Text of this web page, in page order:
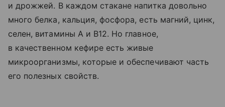
и дрожжей. В каждом стакане напитка довольно
много белка, кальция, фосфора, есть магний, цинк,
селен, витамины A и B12. Но главное,
в качественном кефире есть живые
микроорганизмы, которые и обеспечивают часть
его полезных свойств.